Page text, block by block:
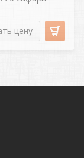
цену